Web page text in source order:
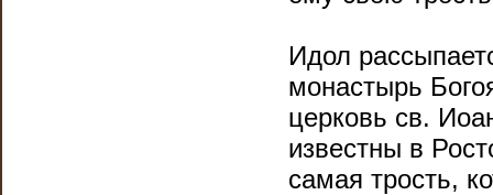
Идол
монастырь
церковь св.
известны в
самая трость,